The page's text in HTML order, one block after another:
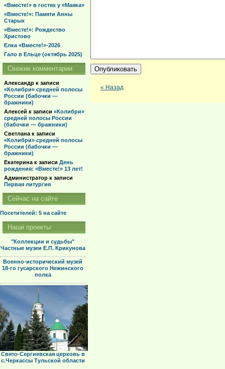
« Назад
«Вместе!» в гостях у «Маяка»
«Вместе!»: Памяти Анны
Старых
«Вместе!»: Рождество
Христово
Елка «Вместе!»-2026
Гало в Ельце (октябрь 2025)
Свежие комментарии
Александр к записи
«Колибри» средней полосы
России (бабочки —
бражники)
Алексей к записи «Колибри»
средней полосы России
(бабочки — бражники)
Светлана к записи
«Колибри» средней полосы
России (бабочки —
бражники)
Екатерина к записи День
рождения: «Вместе!» 13 лет!
Администратор к записи
Первая литургия
Сейчас на сайте
Посетителей: 5 на сайте
Наши проекты
"Коллекции и судьбы"
Частные музеи Е.П. Крикунова
Военно-исторический музей
18-го гусарского Нежинского
полка
Свято-Сергиевская церковь в
с.Черкассы Тульской области